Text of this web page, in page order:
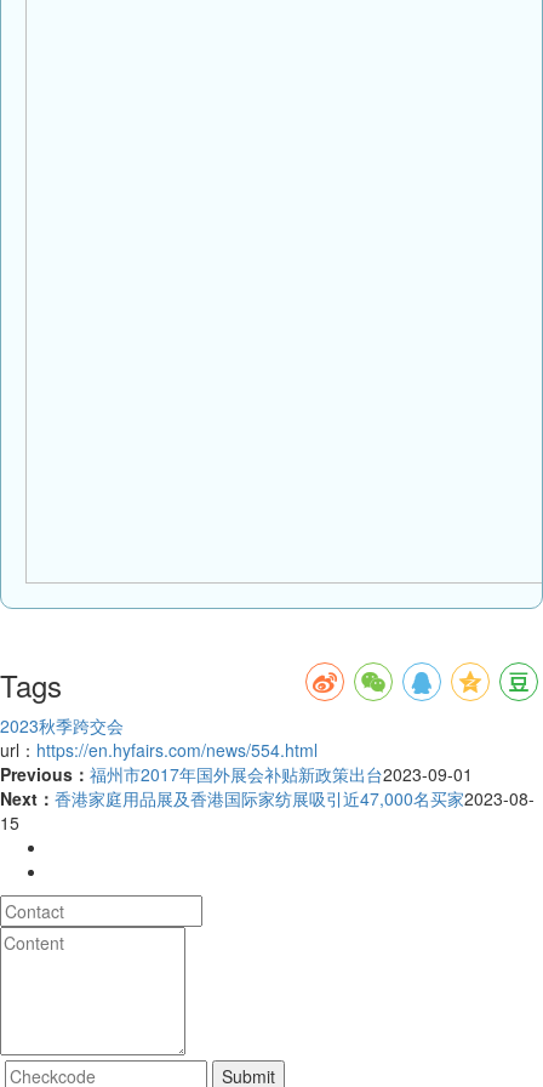
Tags
2023秋季跨交会
url： https://en.hyfairs.com/news/554.html
Previous： 福州市2017年国外展会补贴新政策出台2023-09-01
Next： 香港家庭用品展及香港国际家纺展吸引近47,000名买家2023-08-
15